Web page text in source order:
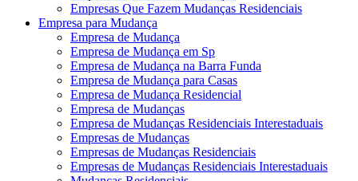
Empresas Que Fazem Mudanças Residenciais
Empresa para Mudança
Empresa de Mudança
Empresa de Mudança em Sp
Empresa de Mudança na Barra Funda
Empresa de Mudança para Casas
Empresa de Mudança Residencial
Empresa de Mudanças
Empresa de Mudanças Residenciais Interestaduais
Empresas de Mudanças
Empresas de Mudanças Residenciais
Empresas de Mudanças Residenciais Interestaduais